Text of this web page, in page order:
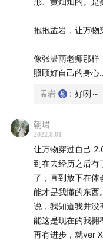
有知有行 |主播
专注当下、安心工
抱抱孟岩，让万物
像张潇雨老师那样
照顾好自己的身
孟岩 : 好咧～
朝珺
2022.8.01
让万物穿过自己
到在去经历之后有
了，直到放下在体
能才是我懂的东西
说，我知道我并没
能这是现在的我拥
再有进步，就ver